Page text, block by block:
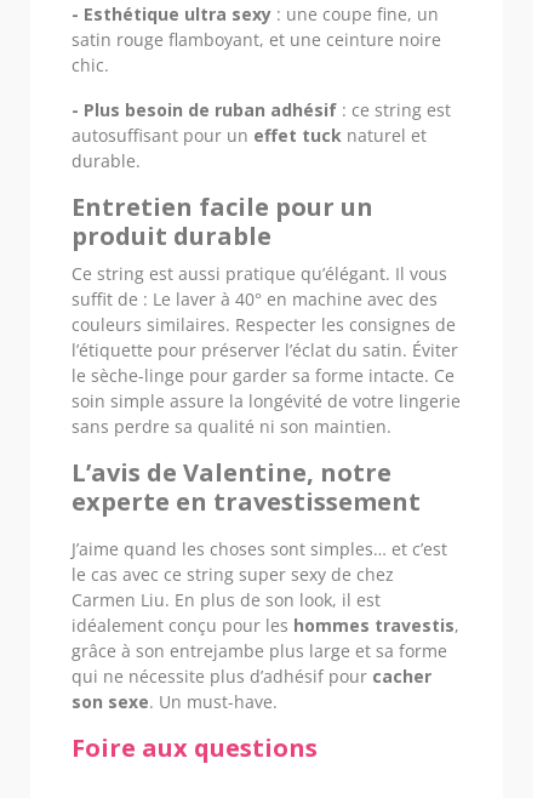
- Esthétique ultra sexy : une coupe fine, un
satin rouge flamboyant, et une ceinture noire
chic.
- Plus besoin de ruban adhésif : ce string est
autosuffisant pour un effet tuck naturel et
durable.
Entretien facile pour un
produit durable
Ce string est aussi pratique qu’élégant. Il vous
suffit de : Le laver à 40° en machine avec des
couleurs similaires. Respecter les consignes de
l’étiquette pour préserver l’éclat du satin. Éviter
le sèche-linge pour garder sa forme intacte. Ce
soin simple assure la longévité de votre lingerie
sans perdre sa qualité ni son maintien.
L’avis de Valentine, notre
experte en travestissement
J’aime quand les choses sont simples… et c’est
le cas avec ce string super sexy de chez
Carmen Liu. En plus de son look, il est
idéalement conçu pour les hommes travestis,
grâce à son entrejambe plus large et sa forme
qui ne nécessite plus d’adhésif pour cacher
son sexe. Un must-have.
Foire aux questions